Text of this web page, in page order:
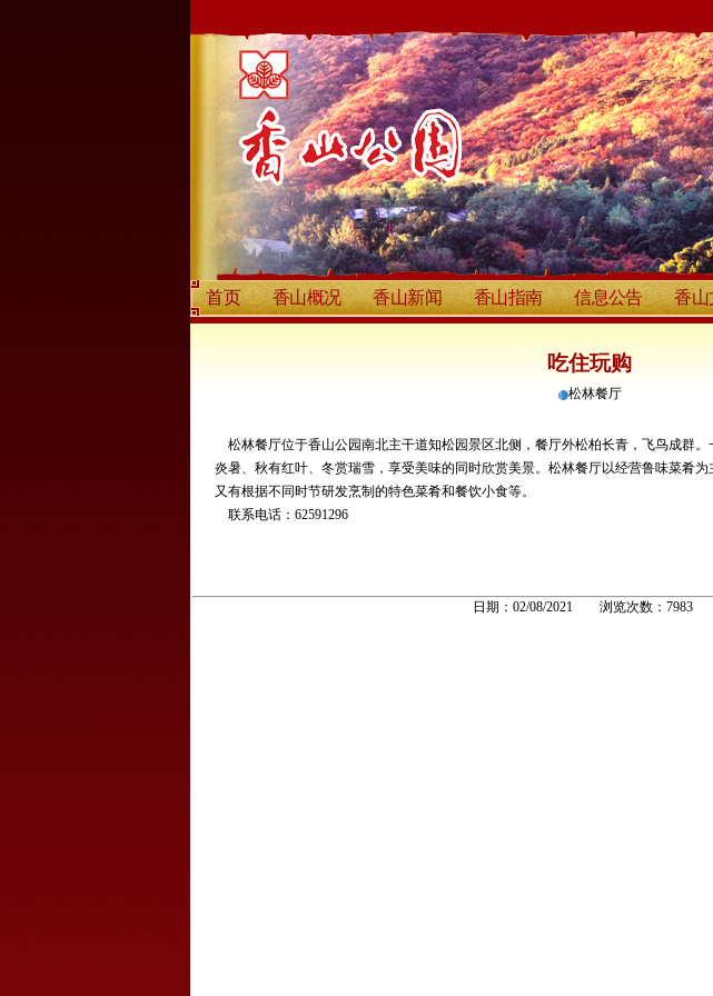
首页 香山概况 香山新闻 香山指南 信息公告 香山
吃住玩购
松林餐厅
松林餐厅位于香山公园南北主干道知松园景区北侧，餐厅外松柏长青，飞鸟成群
炎暑、秋有红叶、冬赏瑞雪，享受美味的同时欣赏美景。松林餐厅以经营鲁味菜肴
又有根据不同时节研发烹制的特色菜肴和餐饮小食等。
联系电话：62591296
日期：02/08/2021 浏览次数：7983